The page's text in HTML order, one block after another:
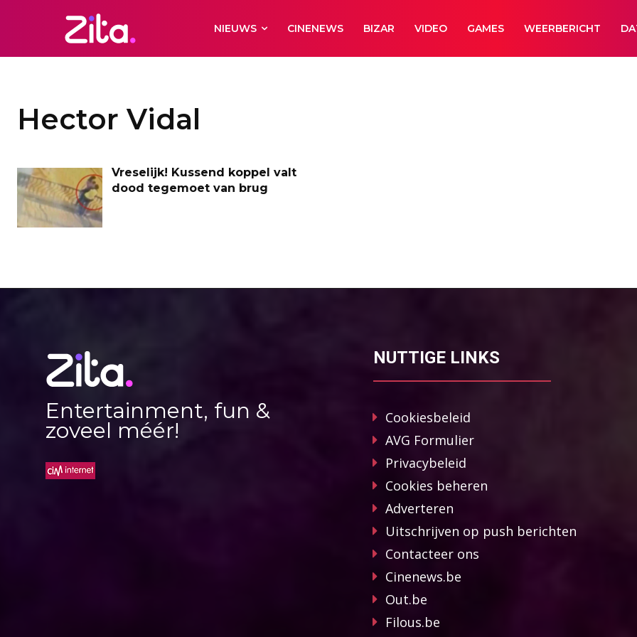
NIEUWS CINENEWS BIZAR VIDEO GAMES WEERBERICHT
Hector Vidal
Vreselijk! Kussend koppel valt
dood tegemoet van brug
Entertainment, fun &
zoveel méér!
NUTTIGE LINKS
Cookiesbeleid
AVG Formulier
Privacybeleid
Cookies beheren
Adverteren
Uitschrijven op push berichten
Contacteer ons
Cinenews.be
Out.be
Filous.be